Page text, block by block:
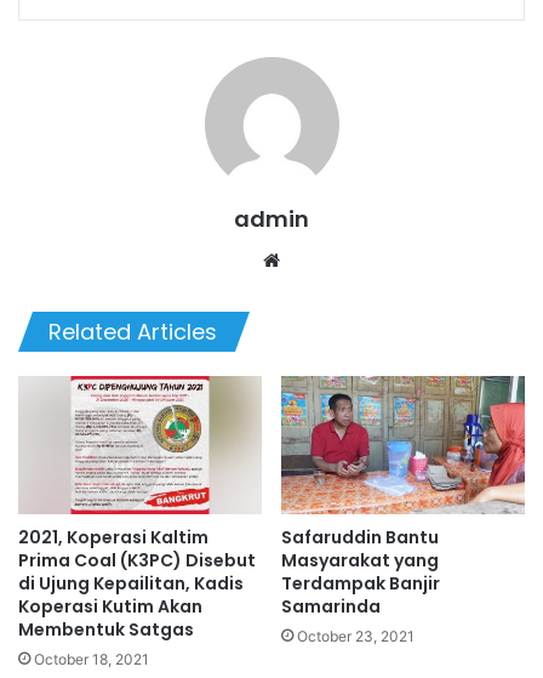
admin
Related Articles
2021, Koperasi Kaltim
Prima Coal (K3PC) Disebut
di Ujung Kepailitan, Kadis
Koperasi Kutim Akan
Membentuk Satgas
October 18, 2021
Safaruddin Bantu
Masyarakat yang
Terdampak Banjir
Samarinda
October 23, 2021